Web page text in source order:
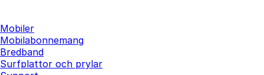
Mobiler
Mobilabonnemang
Bredband
Surfplattor och prylar